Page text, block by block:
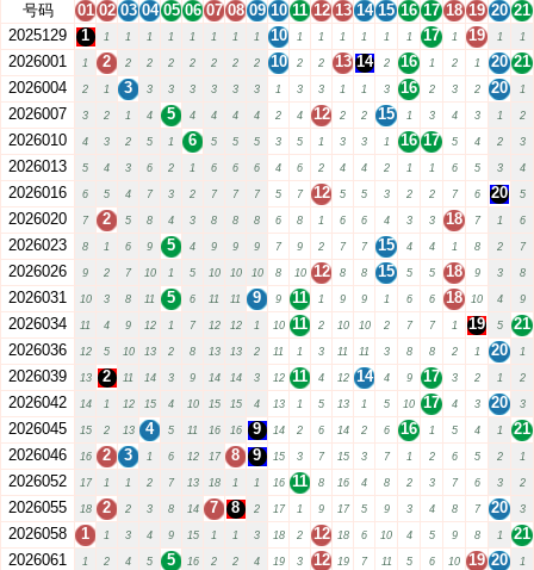
号码
01 02 03 04 05 06 07 08 09 10 11 12 13 14 15 16 17 18 19 20 21
2025129
1 1 1 1 1 1 1 1 1 10 1 1 1 1 1 1 17 1 19 1 1
2026001 1 2 2 2 2 2 2 2 2 10 2 2 13 14 2 16 1 2 1 20 21
2026004
2 1 3 3 3 3 3 3 3 1 3 3 1 1 3 16 2 3 2 20 1
2026007 3 2 1 4 5 4 4 4 4 2 4 12 2 2 15 1 3 4 3 1 2
2026010 4 3 2 5 1 6 5 5 5 3 5 1 3 3 1 16 17 5 4 2 3
2026013 5 4 3 6 2 1 6 6 6 4 6 2 4 4 2 1 1 6 5 3 4
2026016 6 5 4 7 3 2 7 7 7 5 7 12 5 5 3 2 2 7 6 20 5
2026020 7 2 5 8 4 3 8 8 8 6 8 1 6 6 4 3 3 18 7 1 6
2026023 8 1 6 9 5 4 9 9 9 7 9 2 7 7 15 4 4 1 8 2 7
2026026 9 2 7 10 1 5 10 10 10 8 10 12 8 8 15 5 5 18 9 3 8
2026031 10 3 8 11 5 6 11 11 9 9 11 1 9 9 1 6 6 18 10 4 9
2026034 11 4 9 12 1 7 12 12 1 10 11 2 10 10 2 7 7 1 19 5
21
2026036
12 5 10 13 2 8 13 13 2 11 1 3 11 11 3 8 8 2 1 20 1
2026039 13 2 11 14 3 9 14 14 3 12 11 4 12 14 4 9 17 3 2 1 2
2026042 14 1 12 15 4 10 15 15 4 13 1 5 13 1 5 10 17 4 3 20 3
2026045 15 2 13 4 5 11 16 16 9 14 2 6 14 2 6 16 1 5 4 1
21
2026046
16 2 3 1 6 12 17 8 9 15 3 7 15 3 7 1 2 6 5 2 1
2026052 17 1 1 2 7 13 18 1 1 16 11 8 16 4 8 2 3 7 6 3 2
2026055 18 2 2 3 8 14 7 8 2 17 1 9 17 5 9 3 4 8 7 20 3
2026058 1 1 3 4 9 15 1 1 3 18 2 12 18 6 10 4 5 9 8 1
21
2026061
1 2 4 5 5 16 2 2 4 19 3 12 19 7 11 5 6 10 19 20 1